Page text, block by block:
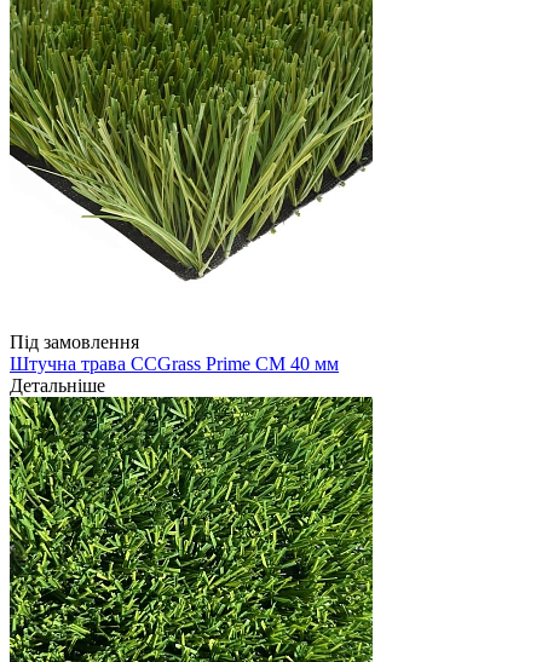
Під замовлення
Штучна трава CCGrass Prime CM 40 мм
Детальніше